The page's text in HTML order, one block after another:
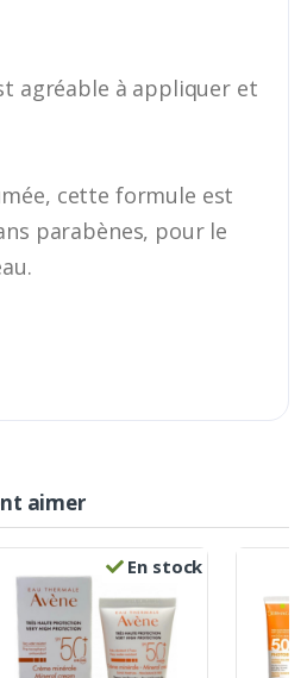
agréable à appliquer et
cette formule est
parabènes, pour le
aimer
En stock